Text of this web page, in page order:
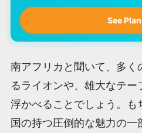
See
南アフリカと聞いて、多く
るライオンや、雄大なテー
浮かべることでしょう。も
国の持つ圧倒的な魅力の